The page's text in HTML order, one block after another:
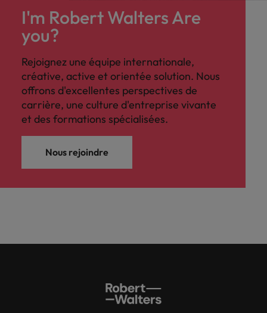
I'm Robert Walters Are
you?
Rejoignez une équipe internationale,
créative, active et orientée solution. Nous
offrons d'excellentes perspectives de
carrière, une culture d'entreprise vivante
et des formations spécialisées.
Nous rejoindre